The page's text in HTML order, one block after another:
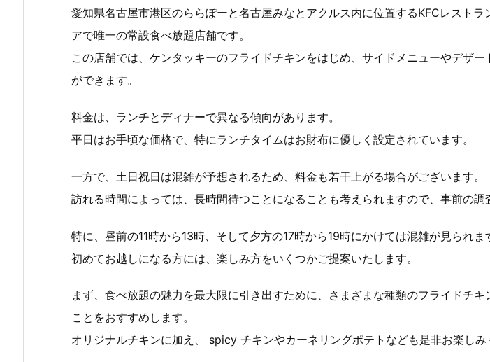
愛知県名古屋市港区のららぽーと名古屋みなとアクルス内に位置するKFCレストラ
アで唯一の常設食べ放題店舗です。
この店舗では、ケンタッキーのフライドチキンをはじめ、サイドメニューやデザー
ができます。
料金は、ランチとディナーで異なる傾向があります。
平日はお手頃な価格で、特にランチタイムはお財布に優しく設定されています。
一方で、土日祝日は混雑が予想されるため、料金も若干上がる場合がございます。
訪れる時間によっては、長時間待つことになることも考えられますので、事前の調
特に、昼前の11時から13時、そして夕方の17時から19時にかけては混雑が見られま
初めてお越しになる方には、楽しみ方をいくつかご提案いたします。
まず、食べ放題の魅力を最大限に引き出すために、さまざまな種類のフライドチキ
ことをおすすめします。
オリジナルチキンに加え、 spicy チキンやカーネリングポテトなども是非お楽しみ